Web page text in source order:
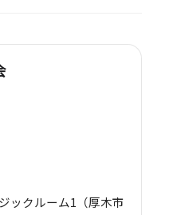
ックルーム1（厚木市